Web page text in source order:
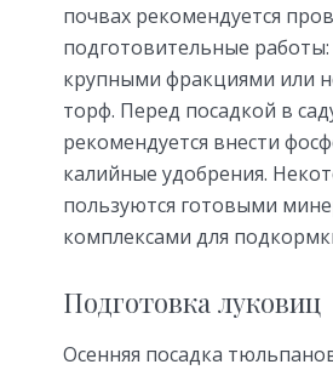
почвах рекомендуется
подготовительные работы:
крупными фракциями или
торф. Перед посадкой в
рекомендуется внести
калийные удобрения.
пользуются готовыми
комплексами для
Подготовка луковиц
Осенняя посадка